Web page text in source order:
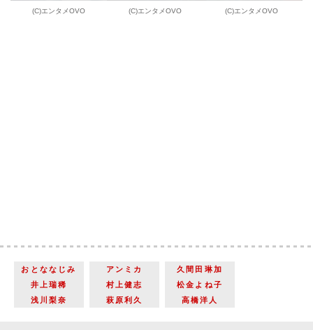
(C)エンタメOVO (C)エンタメOVO (C)エンタメOVO
おとななじみ アンミカ
久間田琳加
井上瑞稀
村上健志
松金よね子
浅川梨奈
萩原利久 高橋洋人